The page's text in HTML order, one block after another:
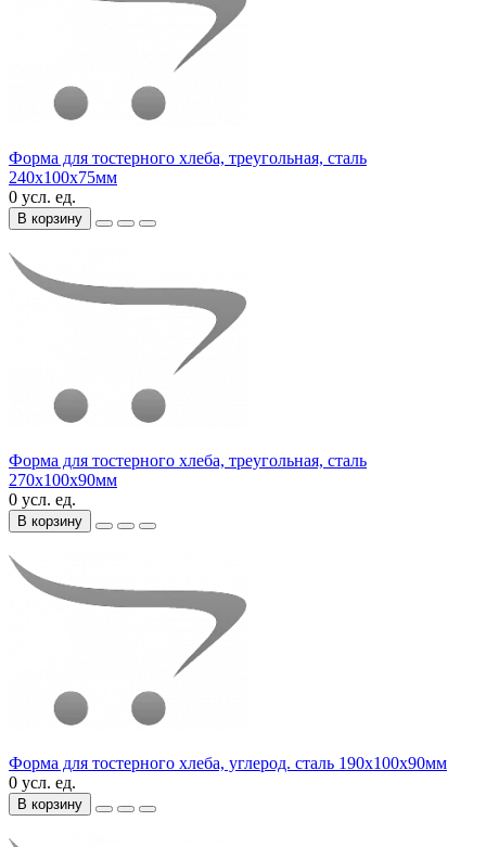
Форма для тостерного хлеба, треугольная, сталь
240х100х75мм
0 усл. ед.
В корзину
Форма для тостерного хлеба, треугольная, сталь
270х100х90мм
0 усл. ед.
В корзину
Форма для тостерного хлеба, углерод. сталь 190х100х90мм
0 усл. ед.
В корзину